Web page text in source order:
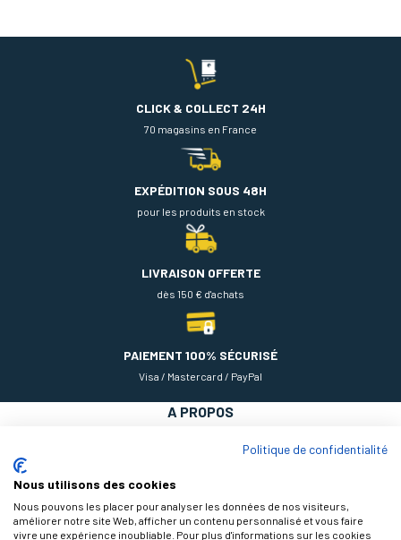
CLICK & COLLECT 24H
70 magasins en France
EXPÉDITION SOUS 48H
pour les produits en stock
LIVRAISON OFFERTE
dès 150 € d'achats
PAIEMENT 100% SÉCURISÉ
Visa / Mastercard / PayPal
A PROPOS
Politique de confidentialité
Nous utilisons des cookies
Nous pouvons les placer pour analyser les données de nos visiteurs,
améliorer notre site Web, afficher un contenu personnalisé et vous faire
vivre une expérience inoubliable. Pour plus d'informations sur les cookies